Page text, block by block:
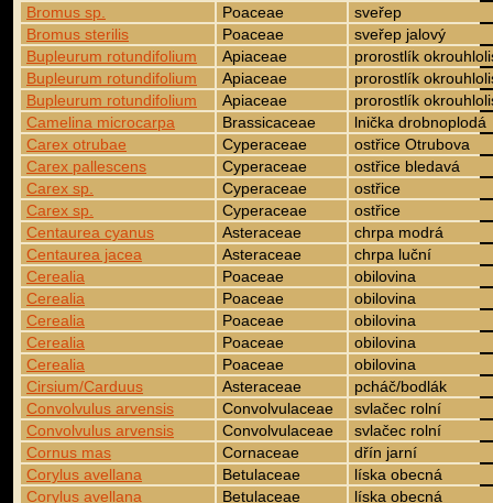
Bromus sp.
Poaceae
sveřep
Bromus sterilis
Poaceae
sveřep jalový
Bupleurum rotundifolium
Apiaceae
prorostlík
Bupleurum rotundifolium
Apiaceae
prorostlík
Bupleurum rotundifolium
Apiaceae
prorostlík
Camelina microcarpa
Brassicaceae
lnička drobnoplodá
Carex otrubae
Cyperaceae
ostřice Otrubova
Carex pallescens
Cyperaceae
ostřice bledavá
Carex sp.
Cyperaceae
ostřice
Carex sp.
Cyperaceae
ostřice
Centaurea cyanus
Asteraceae
chrpa modrá
Centaurea jacea
Asteraceae
chrpa luční
Cerealia
Poaceae
obilovina
Cerealia
Poaceae
obilovina
Cerealia
Poaceae
obilovina
Cerealia
Poaceae
obilovina
Cerealia
Poaceae
obilovina
Cirsium/Carduus
Asteraceae
pcháč/bodlák
Convolvulus arvensis
Convolvulaceae
svlačec rolní
Convolvulus arvensis
Convolvulaceae
svlačec rolní
Cornus mas
Cornaceae
dřín jarní
Corylus avellana
Betulaceae
líska obecná
Corylus avellana
Betulaceae
líska obecná